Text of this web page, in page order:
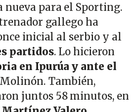
nueva para el Sporting.
gallego ha
inicial al serbio y al
partidos. Lo hicieron
en Ipurúa y ante el
También,
juntos 58 minutos, en